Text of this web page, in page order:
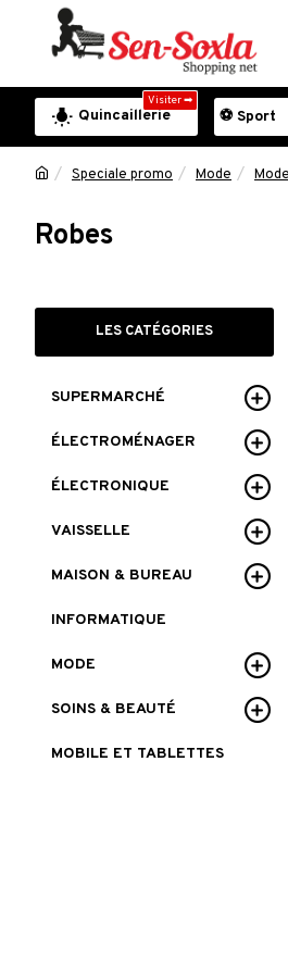
Quincaillerie
Visiter ➡
⚽ Sport
Speciale promo Mode
Robes
LES CATÉGORIES
SUPERMARCHÉ
ÉLECTROMÉNAGER
ÉLECTRONIQUE
VAISSELLE
MAISON & BUREAU
INFORMATIQUE
MODE
SOINS & BEAUTÉ
MOBILE ET TABLETTES